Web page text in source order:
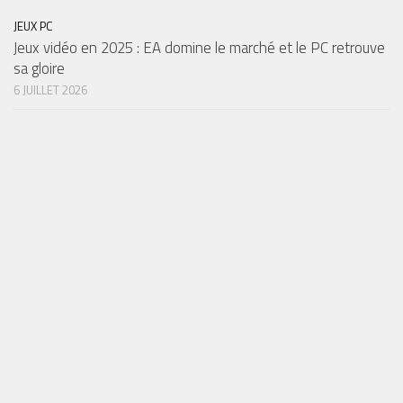
JEUX PC
Jeux vidéo en 2025 : EA domine le marché et le PC retrouve
sa gloire
6 JUILLET 2026